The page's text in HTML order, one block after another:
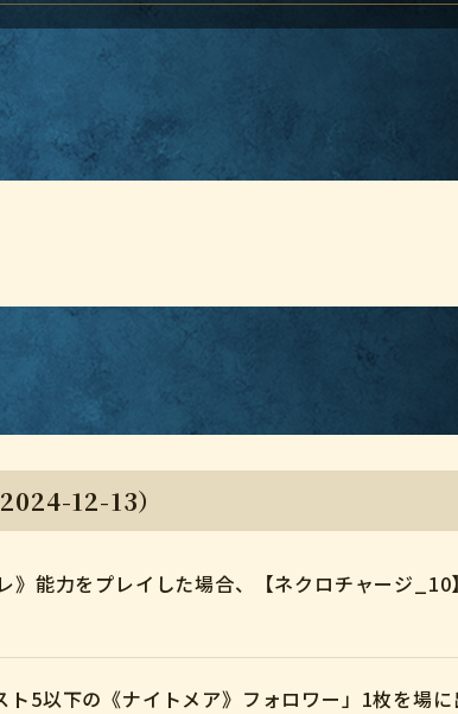
12-13）
能力をプレイした場合、【ネクロチャージ
5以下の《ナイトメア》フォロワー」1枚を場に